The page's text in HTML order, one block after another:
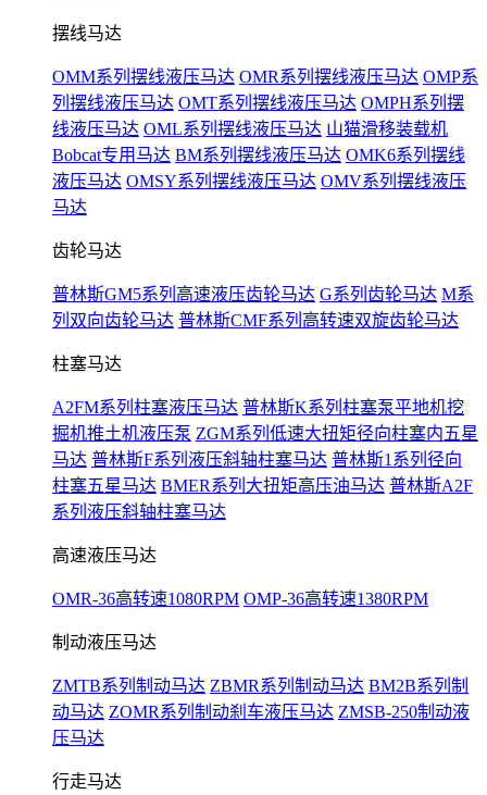
摆线马达
OMM系列摆线液压马达 OMR系列摆线液压马达 OMP系
列摆线液压马达 OMT系列摆线液压马达 OMPH系列摆
线液压马达 OML系列摆线液压马达 山猫滑移装载机
Bobcat专用马达 BM系列摆线液压马达 OMK6系列摆线
液压马达 OMSY系列摆线液压马达 OMV系列摆线液压
马达
齿轮马达
普林斯GM5系列高速液压齿轮马达 G系列齿轮马达 M系
列双向齿轮马达 普林斯CMF系列高转速双旋齿轮马达
柱塞马达
A2FM系列柱塞液压马达 普林斯K系列柱塞泵平地机挖
掘机推土机液压泵 ZGM系列低速大扭矩径向柱塞内五星
马达 普林斯F系列液压斜轴柱塞马达 普林斯1系列径向
柱塞五星马达 BMER系列大扭矩高压油马达 普林斯A2F
系列液压斜轴柱塞马达
高速液压马达
OMR-36高转速1080RPM OMP-36高转速1380RPM
制动液压马达
ZMTB系列制动马达 ZBMR系列制动马达 BM2B系列制
动马达 ZOMR系列制动刹车液压马达 ZMSB-250制动液
压马达
行走马达